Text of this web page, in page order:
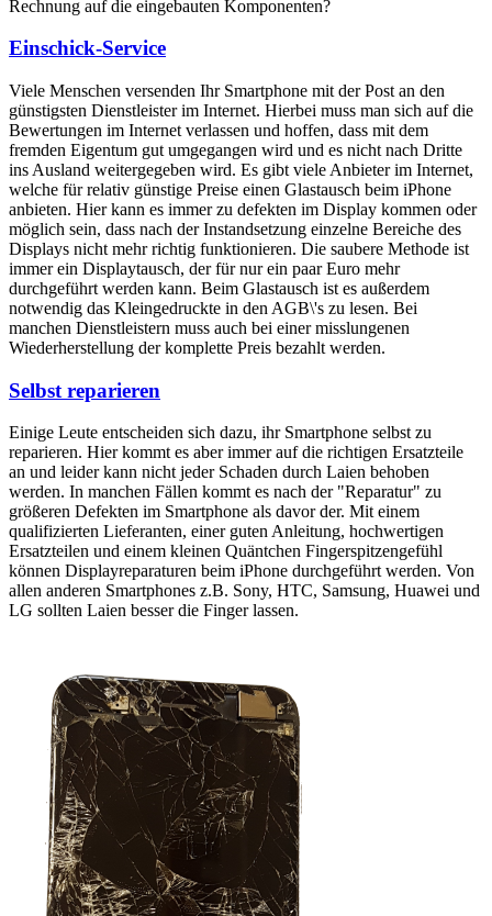
Rechnung auf die eingebauten Komponenten?
Einschick-Service
Viele Menschen versenden Ihr Smartphone mit der Post an den
günstigsten Dienstleister im Internet. Hierbei muss man sich auf die
Bewertungen im Internet verlassen und hoffen, dass mit dem
fremden Eigentum gut umgegangen wird und es nicht nach Dritte
ins Ausland weitergegeben wird. Es gibt viele Anbieter im Internet,
welche für relativ günstige Preise einen Glastausch beim iPhone
anbieten. Hier kann es immer zu defekten im Display kommen oder
möglich sein, dass nach der Instandsetzung einzelne Bereiche des
Displays nicht mehr richtig funktionieren. Die saubere Methode ist
immer ein Displaytausch, der für nur ein paar Euro mehr
durchgeführt werden kann. Beim Glastausch ist es außerdem
notwendig das Kleingedruckte in den AGB\'s zu lesen. Bei
manchen Dienstleistern muss auch bei einer misslungenen
Wiederherstellung der komplette Preis bezahlt werden.
Selbst reparieren
Einige Leute entscheiden sich dazu, ihr Smartphone selbst zu
reparieren. Hier kommt es aber immer auf die richtigen Ersatzteile
an und leider kann nicht jeder Schaden durch Laien behoben
werden. In manchen Fällen kommt es nach der "Reparatur" zu
größeren Defekten im Smartphone als davor der. Mit einem
qualifizierten Lieferanten, einer guten Anleitung, hochwertigen
Ersatzteilen und einem kleinen Quäntchen Fingerspitzengefühl
können Displayreparaturen beim iPhone durchgeführt werden. Von
allen anderen Smartphones z.B. Sony, HTC, Samsung, Huawei und
LG sollten Laien besser die Finger lassen.